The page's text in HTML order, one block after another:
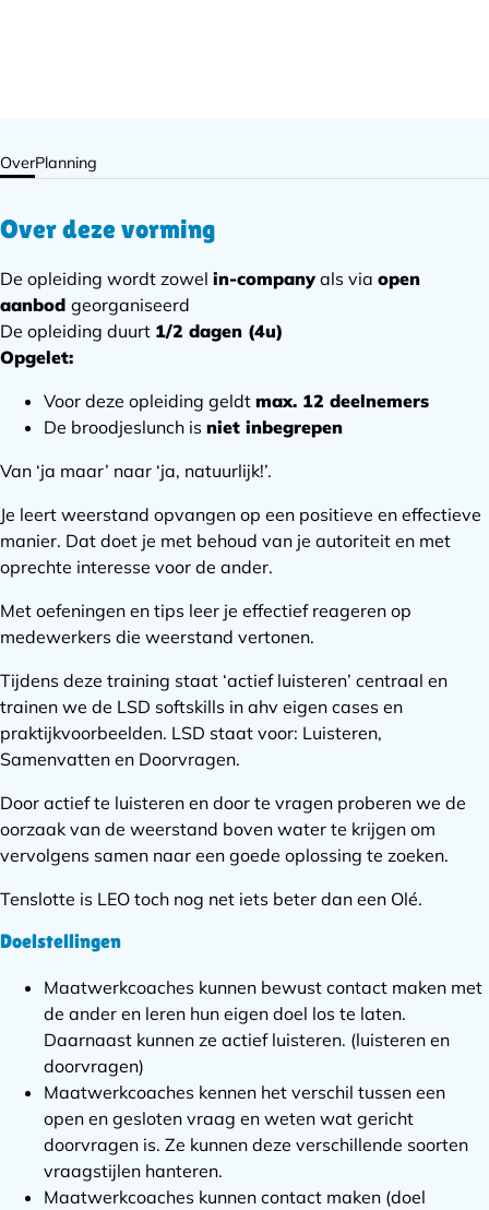
OverPlanning
Over deze vorming
De opleiding wordt zowel in-company als via open
aanbod georganiseerd
De opleiding duurt 1/2 dagen (4u)
Opgelet:
Voor deze opleiding geldt max. 12 deelnemers
De broodjeslunch is niet inbegrepen
Van ‘ja maar’ naar ‘ja, natuurlijk!’.
Je leert weerstand opvangen op een positieve en effectieve
manier. Dat doet je met behoud van je autoriteit en met
oprechte interesse voor de ander.
Met oefeningen en tips leer je effectief reageren op
medewerkers die weerstand vertonen.
Tijdens deze training staat ‘actief luisteren’ centraal en
trainen we de LSD softskills in ahv eigen cases en
praktijkvoorbeelden. LSD staat voor: Luisteren,
Samenvatten en Doorvragen.
Door actief te luisteren en door te vragen proberen we de
oorzaak van de weerstand boven water te krijgen om
vervolgens samen naar een goede oplossing te zoeken.
Tenslotte is LEO toch nog net iets beter dan een Olé.
Doelstellingen
Maatwerkcoaches kunnen bewust contact maken met
de ander en leren hun eigen doel los te laten.
Daarnaast kunnen ze actief luisteren. (luisteren en
doorvragen)
Maatwerkcoaches kennen het verschil tussen een
open en gesloten vraag en weten wat gericht
doorvragen is. Ze kunnen deze verschillende soorten
vraagstijlen hanteren.
Maatwerkcoaches kunnen contact maken (doel